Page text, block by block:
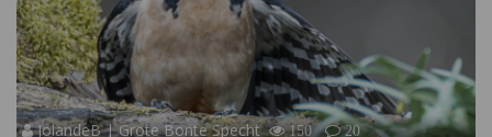
JolandeB | Grote Bonte Specht 150 20